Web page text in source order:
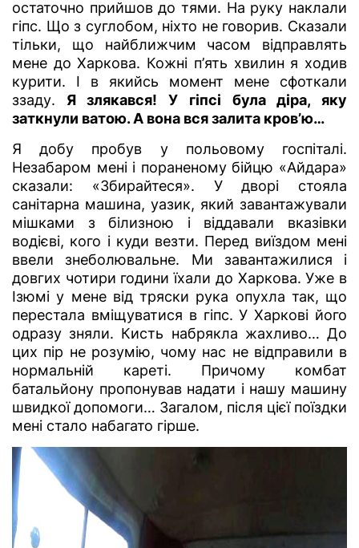
остаточно прийшов до тями. На руку наклали
гіпс. Що з суглобом, ніхто не говорив. Сказали
тільки, що найближчим часом відправлять
мене до Харкова. Кожні п’ять хвилин я ходив
курити. І в якийсь момент мене сфоткали
ззаду. Я злякався! У гіпсі була діра, яку
заткнули ватою. А вона вся залита кров’ю…
Я добу пробув у польовому госпіталі.
Незабаром мені і пораненому бійцю «Айдара»
сказали: «Збирайтеся». У дворі стояла
санітарна машина, уазик, який завантажували
мішками з білизною і віддавали вказівки
водієві, кого і куди везти. Перед виїздом мені
ввели знеболювальне. Ми завантажилися і
довгих чотири години їхали до Харкова. Уже в
Ізюмі у мене від тряски рука опухла так, що
перестала вміщуватися в гіпс. У Харкові його
одразу зняли. Кисть набрякла жахливо… До
цих пір не розумію, чому нас не відправили в
нормальній кареті. Причому комбат
батальйону пропонував надати і нашу машину
швидкої допомоги… Загалом, після цієї поїздки
мені стало набагато гірше.